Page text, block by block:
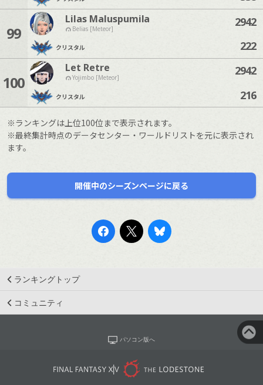
99
Lilas Maluspumila
Belias [Meteor]
クリスタル
2942
222
100
Let Retre
Yojimbo [Meteor]
クリスタル
2942
216
※ランキングは上位100位まで表示されます。
※最終集計時点のデータセンター・ワールドリストを元に表示され
ます。
開催中のシーズンページに戻る
ランキングトップ
コミュニティ
パソコン版へ